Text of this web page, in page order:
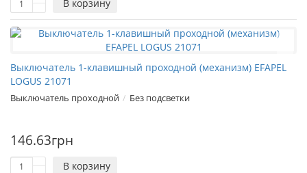
В корзину
Выключатель 1-клавишный проходной (механизм) EFAPEL
LOGUS 21071
Выключатель проходной Без подсветки
146.63грн
В корзину